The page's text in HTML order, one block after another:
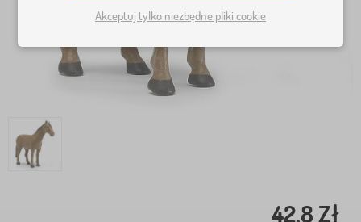
42,8 Zł
Akceptuj tylko niezbędne pliki cookie